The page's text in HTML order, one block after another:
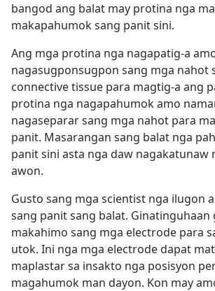
bangod ang balat may protina nga
makapahumok sang panit sini.
Ang mga protina nga nagapatig-a
nagasugponsugpon sang mga nahot
connective tissue para magtig-a ang
protina nga nagapahumok amo
nagaseparar sang mga nahot para
panit. Masarangan sang balat nga
panit sini asta nga daw nagakatunaw
awon.
Gusto sang mga scientist nga ilugon
sang panit sang balat. Ginatinguhaan
makahimo sang mga electrode para
utok. Ini nga mga electrode dapat
maplastar sa insakto nga posisyon
magahumok man dayon. Kon may